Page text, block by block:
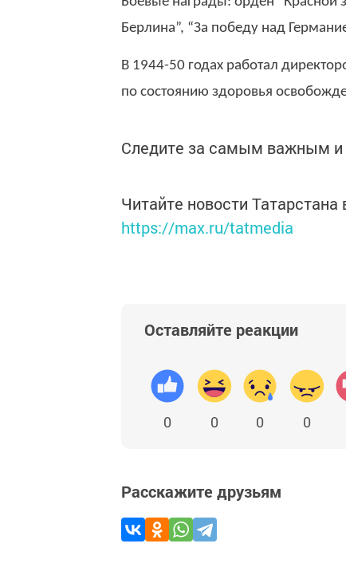
Берлина”, “За победу над
В 1944-50 годах работал
по состоянию здоровья
Следите за самым важным
Читайте новости
https://max.ru/tatmedia
Оставляйте реакции
0 0 0 0
Расскажите друзьям